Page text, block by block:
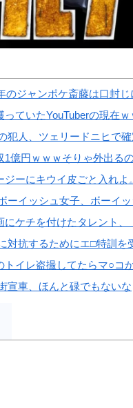
のジャンポケ斎藤は口封
っていたYouTuberの現在
犯人、ツェリードニヒで
1億円ｗｗｗそりゃ外出
ジーにキウイ皮ごと入れ
ーイッシュ女子、ボーイ
にケチを付けたタレント
対抗するためにエ□特訓
トイレ盗撮してたらマ○
宣車、ほんと碌でもないな